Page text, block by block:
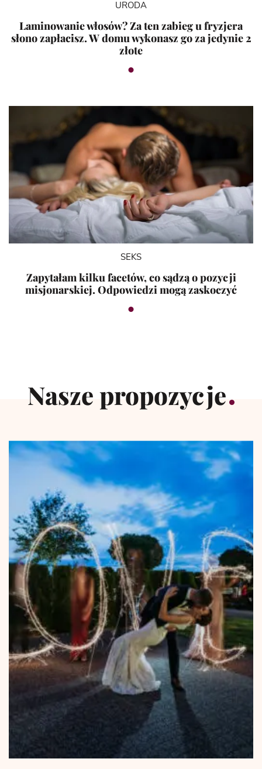
URODA
Laminowanie włosów? Za ten zabieg u fryzjera
słono zapłacisz. W domu wykonasz go za jedynie 2
złote
SEKS
Zapytałam kilku facetów, co sądzą o pozycji
misjonarskiej. Odpowiedzi mogą zaskoczyć
Nasze propozycje